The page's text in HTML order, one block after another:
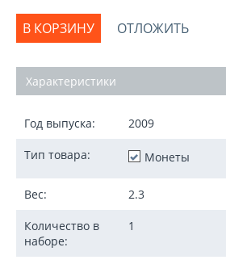
В КОРЗИНУ ОТЛОЖИТЬ
Характеристики
Год выпуска: 2009
Тип товара: Монеты
Вес: 2.3
Количество в
наборе:
1